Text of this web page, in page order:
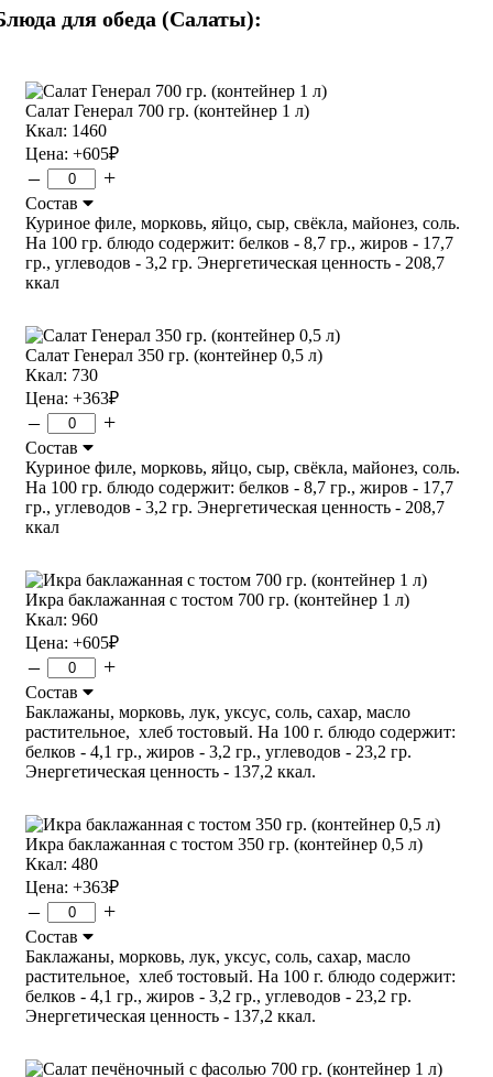
для обеда (Салаты):
Салат Генерал 700 гр. (контейнер 1 л)
Ккал: 1460
Цена: +605₽
– +
Состав
Куриное филе, морковь, яйцо, сыр, свёкла, майонез, соль.
На 100 гр. блюдо содержит: белков - 8,7 гр., жиров - 17,7
гр., углеводов - 3,2 гр. Энергетическая ценность - 208,7
ккал
Салат Генерал 350 гр. (контейнер 0,5 л)
Ккал: 730
Цена: +363₽
– +
Состав
Куриное филе, морковь, яйцо, сыр, свёкла, майонез, соль.
На 100 гр. блюдо содержит: белков - 8,7 гр., жиров - 17,7
гр., углеводов - 3,2 гр. Энергетическая ценность - 208,7
ккал
Икра баклажанная с тостом 700 гр. (контейнер 1 л)
Ккал: 960
Цена: +605₽
– +
Состав
Баклажаны, морковь, лук, уксус, соль, сахар, масло
растительное, хлеб тостовый. На 100 г. блюдо содержит:
белков - 4,1 гр., жиров - 3,2 гр., углеводов - 23,2 гр.
Энергетическая ценность - 137,2 ккал.
Икра баклажанная с тостом 350 гр. (контейнер 0,5 л)
Ккал: 480
Цена: +363₽
– +
Состав
Баклажаны, морковь, лук, уксус, соль, сахар, масло
растительное, хлеб тостовый. На 100 г. блюдо содержит:
белков - 4,1 гр., жиров - 3,2 гр., углеводов - 23,2 гр.
Энергетическая ценность - 137,2 ккал.